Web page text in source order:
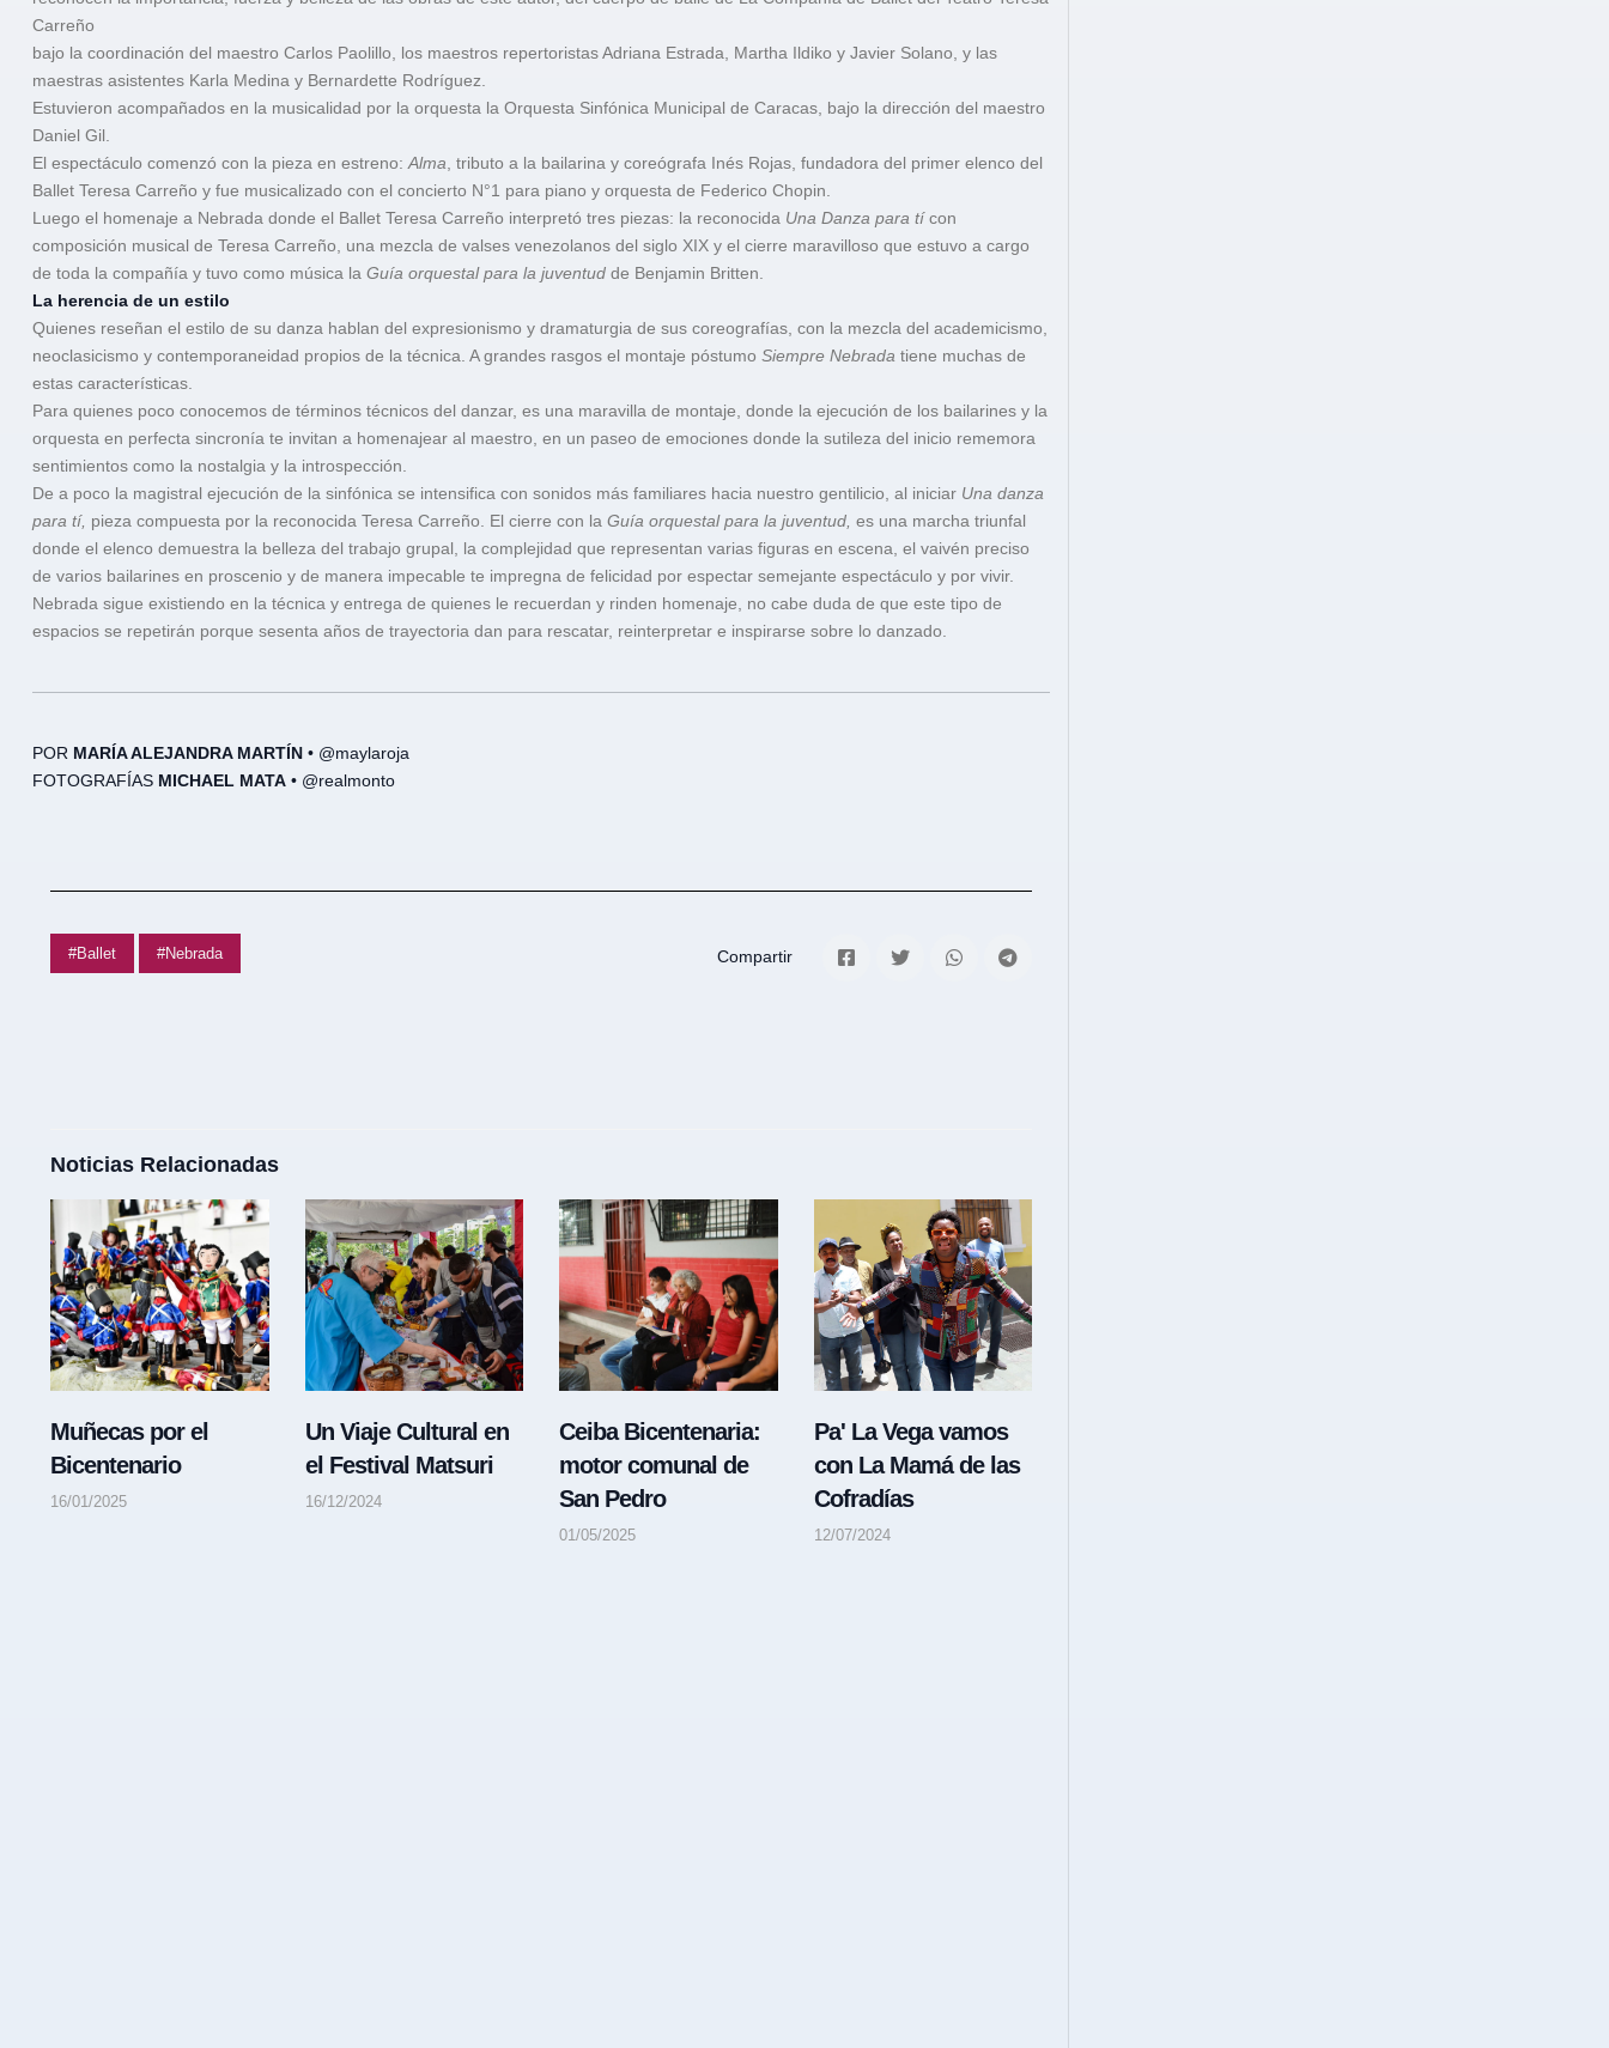
Carreño
bajo la coordinación del maestro Carlos Paolillo, los maestros repertoristas Adriana Estrada, Martha Ildiko y Javier Solano, y las
maestras asistentes Karla Medina y Bernardette Rodríguez.
Estuvieron acompañados en la musicalidad por la orquesta la Orquesta Sinfónica Municipal de Caracas, bajo la dirección del maestro
Daniel Gil.
El espectáculo comenzó con la pieza en estreno: Alma , tributo a la bailarina y coreógrafa Inés Rojas, fundadora del primer elenco del
Ballet Teresa Carreño y fue musicalizado con el concierto N°1 para piano y orquesta de Federico Chopin.
Luego el homenaje a Nebrada donde el Ballet Teresa Carreño interpretó tres piezas: la reconocida Una Danza para tícon
composición musical de Teresa Carreño, una mezcla de valses venezolanos del siglo XIX y el cierre maravilloso que estuvo a cargo
de toda la compañía y tuvo como música la Guía orquestal para la juventud de Benjamin Britten.
La herencia de un estilo
Quienes reseñan el estilo de su danza hablan del expresionismo y dramaturgia de sus coreografías, con la mezcla del academicismo,
neoclasicismo y contemporaneidad propios de la técnica. A grandes rasgos el montaje póstumo Siempre Nebrada tiene muchas de
estas características.
Para quienes poco conocemos de términos técnicos del danzar, es una maravilla de montaje, donde la ejecución de los bailarines y la
orquesta en perfecta sincronía te invitan a homenajear al maestro, en un paseo de emociones donde la sutileza del inicio rememora
sentimientos como la nostalgia y la introspección.
De a poco la magistral ejecución de la sinfónica se intensifica con sonidos más familiares hacia nuestro gentilicio, al iniciar Una danza
para tí, pieza compuesta por la reconocida Teresa Carreño. El cierre con la Guía orquestal para la juventud, es una marcha triunfal
donde el elenco demuestra la belleza del trabajo grupal, la complejidad que representan varias figuras en escena, el vaivén preciso
de varios bailarines en proscenio y de manera impecable te impregna de felicidad por espectar semejante espectáculo y por vivir.
Nebrada sigue existiendo en la técnica y entrega de quienes le recuerdan y rinden homenaje, no cabe duda de que este tipo de
espacios se repetirán porque sesenta años de trayectoria dan para rescatar, reinterpretar e inspirarse sobre lo danzado.
POR MARÍA ALEJANDRA MARTÍN • @maylaroja
FOTOGRAFÍAS MICHAEL MATA • @realmonto
#Ballet #Nebrada Compartir
Noticias Relacionadas
Muñecas por el
Bicentenario
16/01/2025
Un Viaje Cultural en
el Festival Matsuri
16/12/2024
Ceiba Bicentenaria:
motor comunal de
San Pedro
01/05/2025
Pa' La Vega vamos
con La Mamá de las
Cofradías
12/07/2024